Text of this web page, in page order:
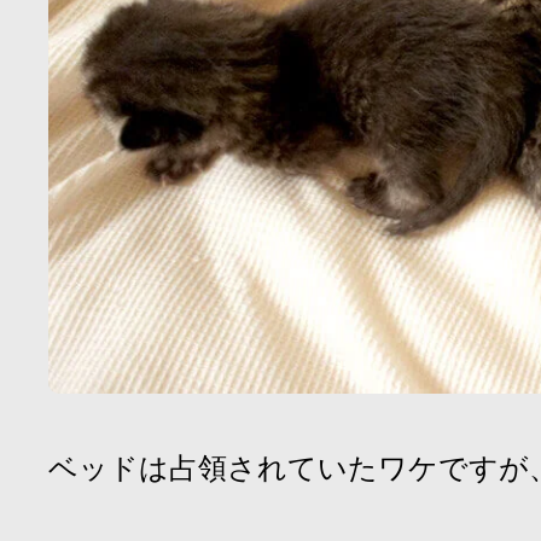
ベッドは占領されていたワケですが